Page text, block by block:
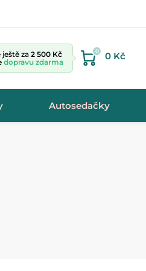
za 2 500 Kč
dopravu zdarma
0 0 Kč
Autosedačky